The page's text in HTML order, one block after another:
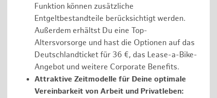
Funktion können zusätzliche
Entgeltbestandteile berücksichtigt werden.
Außerdem erhältst Du eine Top-
Altersvorsorge und hast die Optionen auf das
Deutschlandticket für 36 €, das Lease-a-Bike-
Angebot und weitere Corporate Benefits.
Attraktive Zeitmodelle für Deine optimale
Vereinbarkeit von Arbeit und Privatleben: